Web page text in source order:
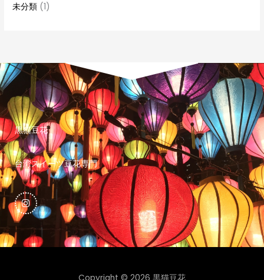
未分類 (1)
黒猫豆花
台湾スイーツ豆花専門
I
n
s
t
g
r
a